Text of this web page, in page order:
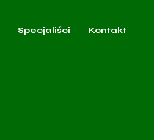
Specjaliści Kontakt